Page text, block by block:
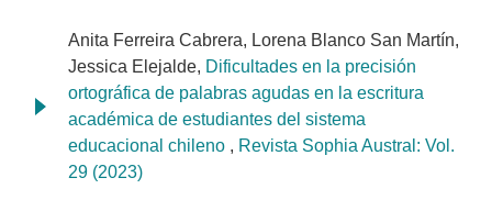
Anita Ferreira Cabrera, Lorena Blanco San Martín,
Jessica Elejalde, Dificultades en la precisión
ortográfica de palabras agudas en la escritura
académica de estudiantes del sistema
educacional chileno , Revista Sophia Austral: Vol.
29 (2023)